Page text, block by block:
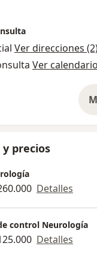
Ver direcciones
Ver
y precios
Detalles
control Neurología
Detalles